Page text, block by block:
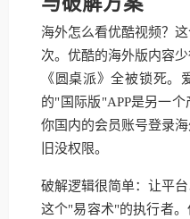
海外怎么看优酷视频？
次。优酷的海外版内容
《圆桌派》全被锁死。
的"国际版"APP是另一个
你国内的会员账号登录
旧没权限。
破解逻辑很简单：让平
这个"易容术"的执行者